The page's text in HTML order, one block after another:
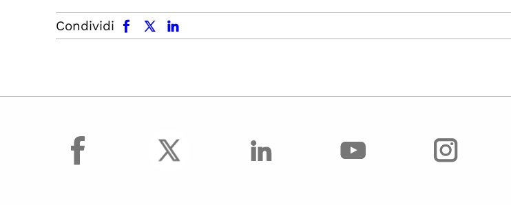
Condividi
facebook x.com linkedin
facebook